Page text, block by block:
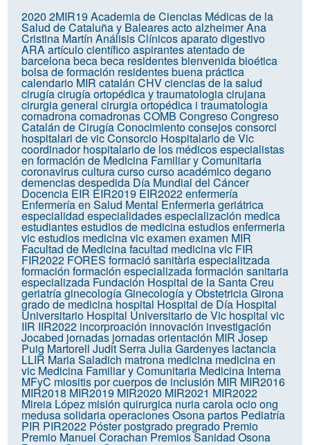
2020 2MIR19 Academia de Ciencias Médicas de la
Salud de Cataluña y BalearesactoalzheimerAna
Cristina Martín Análisis Clínicosaparato digestivo
ARAartículo científicoaspirantesatentado de
barcelonabecabeca residentesbienvenidabioética
bolsa de formación residentesbuena práctica
calendario MIR catalán CHVciencias de la salud
cirugíacirugía ortopédica y traumatologiacirujana
cirurgia general cirurgia ortopédica i traumatologia
comadronacomadronasCOMB CongresoCongreso
Catalán de CirugíaConocimientoconsejosconsorci
hospitalari de vicConsorcio Hospitalario de Vic
coordinador hospitalario de los médicos especialistas
en formación de Medicina Familiar y Comunitaria
coronavirusculturacursocurso académicodegano
demenciasdespedida Día Mundial del Cáncer
Docencia EIR EIR2019 EIR2022enfermería
Enfermería en Salud Mental Enfermeria geriátrica
especialidad especialidadesespecialización medica
estudiantesestudios de medicinaestudios enfermeria
vicestudios medicina vicexamen examen MIR
Facultad de Medicinafacultad medicina vic FIR
FIR2022 FORES formació sanitària especialitzada
formación formación especializadaformación sanitaria
especializada Fundación Hospital de la Santa Creu
geriatríaginecologíaGinecología y ObstetriciaGirona
grado de medicina hospital Hospital de Día Hospital
Universitario Hospital Universitario de Vic hospital vic
IIR IIR2022 incorproación innovación investigación
Jocabed jornadas jornadas orientación MIR Josep
Puig Martorell Judit SerraJulia Gardenyes lactancia
LLIR Maria Saladich matrona medicina medicina en
vic Medicina Familiar y Comunitaria Medicina Interna
MFyC miositis por cuerpos de inclusión MIR MIR2016
MIR2018 MIR2019 MIR2020 MIR2021 MIR2022
Mireia López misión quirurgica nuria carolaocioong
medusa solidariaoperacionesOsonapartos Pediatría
PIR PIR2022 Pósterpostgradopregrado Premio
Premio Manuel Corachan Premios Sanidad Osona